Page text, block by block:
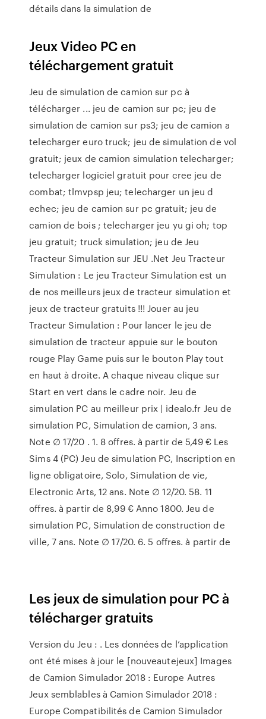
détails dans la simulation de
Jeux Video PC en
téléchargement gratuit
Jeu de simulation de camion sur pc à
télécharger ... jeu de camion sur pc; jeu de
simulation de camion sur ps3; jeu de camion a
telecharger euro truck; jeu de simulation de vol
gratuit; jeux de camion simulation telecharger;
telecharger logiciel gratuit pour cree jeu de
combat; tlmvpsp jeu; telecharger un jeu d
echec; jeu de camion sur pc gratuit; jeu de
camion de bois ; telecharger jeu yu gi oh; top
jeu gratuit; truck simulation; jeu de Jeu
Tracteur Simulation sur JEU .Net Jeu Tracteur
Simulation : Le jeu Tracteur Simulation est un
de nos meilleurs jeux de tracteur simulation et
jeux de tracteur gratuits !!! Jouer au jeu
Tracteur Simulation : Pour lancer le jeu de
simulation de tracteur appuie sur le bouton
rouge Play Game puis sur le bouton Play tout
en haut à droite. A chaque niveau clique sur
Start en vert dans le cadre noir. Jeu de
simulation PC au meilleur prix | idealo.fr Jeu de
simulation PC, Simulation de camion, 3 ans.
Note ∅ 17/20 . 1. 8 offres. à partir de 5,49 € Les
Sims 4 (PC) Jeu de simulation PC, Inscription en
ligne obligatoire, Solo, Simulation de vie,
Electronic Arts, 12 ans. Note ∅ 12/20. 58. 11
offres. à partir de 8,99 € Anno 1800. Jeu de
simulation PC, Simulation de construction de
ville, 7 ans. Note ∅ 17/20. 6. 5 offres. à partir de
Les jeux de simulation pour PC à
télécharger gratuits
Version du Jeu : . Les données de l’application
ont été mises à jour le [nouveautejeux] Images
de Camion Simulador 2018 : Europe Autres
Jeux semblables à Camion Simulador 2018 :
Europe Compatibilités de Camion Simulador